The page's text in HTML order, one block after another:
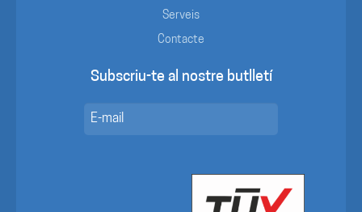
Serveis
Contacte
Subscriu-te al nostre butlletí